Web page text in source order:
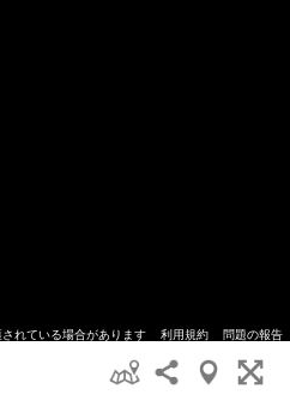
れている場合があります 利用規約 問題の報告